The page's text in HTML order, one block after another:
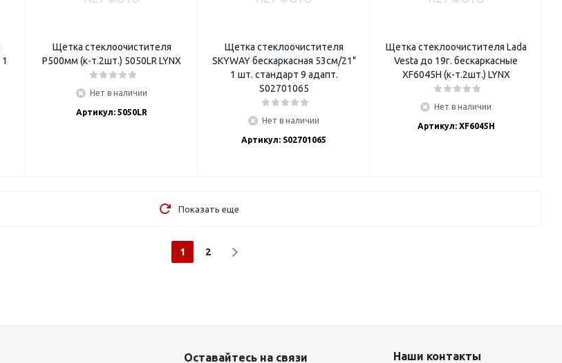
Щетка стеклоочистителя
P500мм (к-т.2шт.) 5050LR LYNX
Нет в наличии
Артикул: 5050LR
Щетка стеклоочистителя
SKYWAY бескаркасная 53см/21"
1 шт. стандарт 9 адапт.
S02701065
Нет в наличии
Артикул: S02701065
Щетка стеклоочистителя Lada
Vesta до 19г. бескаркасные
XF6045H (к-т.2шт.) LYNX
Нет в наличии
Артикул: XF6045H
Показать еще
1 2
Оставайтесь на связи Наши контакты